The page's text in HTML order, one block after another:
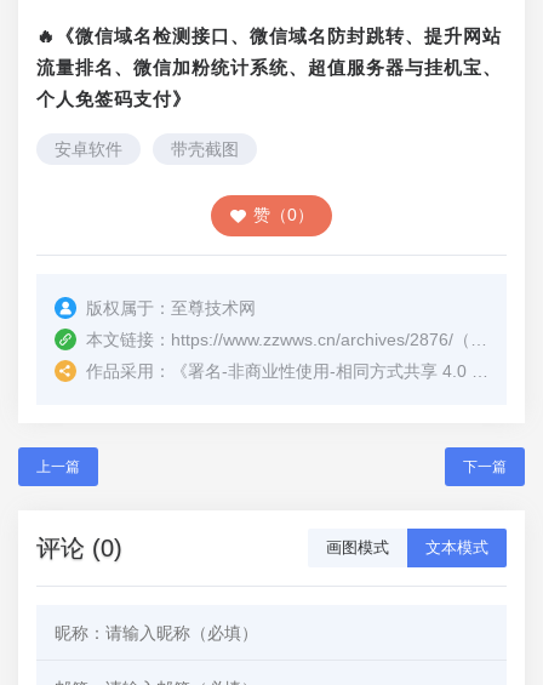
🔥《微信域名检测接口、微信域名防封跳转、提升网站
流量排名、微信加粉统计系统、超值服务器与挂机宝、
个人免签码支付》
安卓软件 带壳截图
赞（0）
版权属于： 至尊技术网
本文链接： https://www.zzwws.cn/archives/2876/ （转载时请注明本文出处及文章链接）
作品采用：
《署名-非商业性使用-相同方式共享 4.0 国际 (CC BY-NC-SA 4.0)
上一篇 下一篇
评论 (0) 画图模式 文本模式